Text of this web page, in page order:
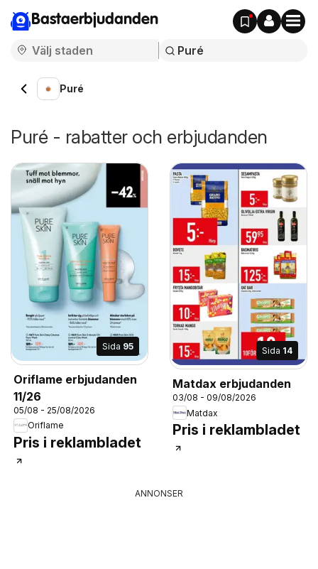
Bastaerbjudanden
Puré
Puré - rabatter och erbjudanden
Sida 95
Oriflame erbjudanden
11/26
05/08 - 25/08/2026
Oriflame
Pris i reklambladet
Sida 14
Matdax erbjudanden
03/08 - 09/08/2026
Matdax
Pris i reklambladet
ANNONSER